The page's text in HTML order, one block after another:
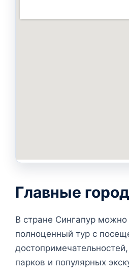
Главные
В стране Сингапур можно
полноценный тур с
парков и популярных